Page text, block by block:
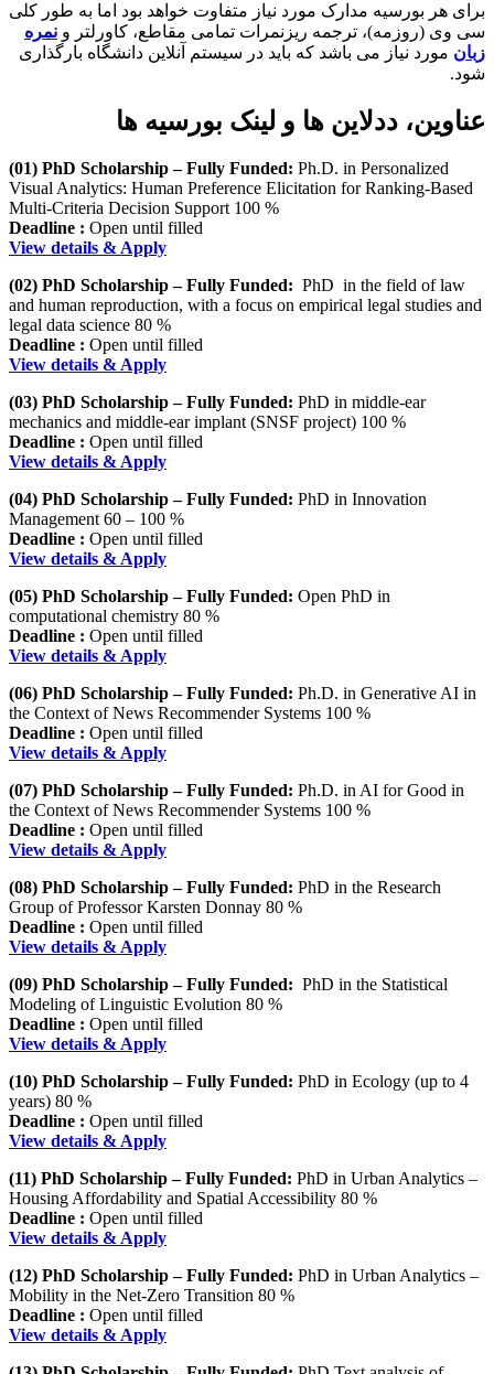
برای هر بورسیه مدارک مورد نیاز متفاوت خواهد بود اما به طور کلی
سی وی (روزمه)، ترجمه ریزنمرات تمامی مقاطع، کاورلتر و نمره
زبان مورد نیاز می باشد که باید در سیستم آنلاین دانشگاه بارگذاری
شود.
عناوین، ددلاین ها و لینک بورسیه ها
(01) PhD Scholarship – Fully Funded: Ph.D. in Personalized
Visual Analytics: Human Preference Elicitation for Ranking-Based
Multi-Criteria Decision Support 100 %
Deadline : Open until filled
View details & Apply
(02) PhD Scholarship – Fully Funded: PhD in the field of law
and human reproduction, with a focus on empirical legal studies and
legal data science 80 %
Deadline : Open until filled
View details & Apply
(03) PhD Scholarship – Fully Funded: PhD in middle-ear
mechanics and middle-ear implant (SNSF project) 100 %
Deadline : Open until filled
View details & Apply
(04) PhD Scholarship – Fully Funded: PhD in Innovation
Management 60 – 100 %
Deadline : Open until filled
View details & Apply
(05) PhD Scholarship – Fully Funded: Open PhD in
computational chemistry 80 %
Deadline : Open until filled
View details & Apply
(06) PhD Scholarship – Fully Funded: Ph.D. in Generative AI in
the Context of News Recommender Systems 100 %
Deadline : Open until filled
View details & Apply
(07) PhD Scholarship – Fully Funded: Ph.D. in AI for Good in
the Context of News Recommender Systems 100 %
Deadline : Open until filled
View details & Apply
(08) PhD Scholarship – Fully Funded: PhD in the Research
Group of Professor Karsten Donnay 80 %
Deadline : Open until filled
View details & Apply
(09) PhD Scholarship – Fully Funded: PhD in the Statistical
Modeling of Linguistic Evolution 80 %
Deadline : Open until filled
View details & Apply
(10) PhD Scholarship – Fully Funded: PhD in Ecology (up to 4
years) 80 %
Deadline : Open until filled
View details & Apply
(11) PhD Scholarship – Fully Funded: PhD in Urban Analytics –
Housing Affordability and Spatial Accessibility 80 %
Deadline : Open until filled
View details & Apply
(12) PhD Scholarship – Fully Funded: PhD in Urban Analytics –
Mobility in the Net-Zero Transition 80 %
Deadline : Open until filled
View details & Apply